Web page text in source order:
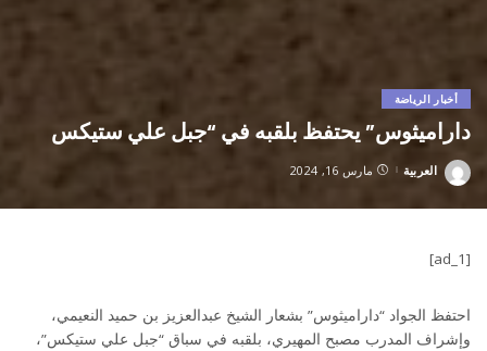
أخبار الرياضة
داراميثوس” يحتفظ بلقبه في “جبل علي ستيكس
Posted
العربية مارس 16, 2024
[ad_1]
احتفظ الجواد “داراميثوس” بشعار الشيخ عبدالعزيز بن حميد النعيمي،
وإشراف المدرب مصبح المهيري، بلقبه في سباق “جبل علي ستيكس”،